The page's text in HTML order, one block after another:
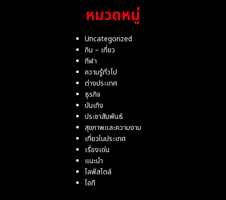
หมวดหมู่
Uncategorized
กิน – เที่ยว
กีฬา
ความรู้ทั่วไป
ต่างประเทศ
ธุรกิจ
บันเทิง
ประชาสัมพันธ์
สุขภาพและความงาม
เที่ยวในประเทศ
เรื่องเด่น
แนะนำ
ไลฟ์สไตล์
ไอที